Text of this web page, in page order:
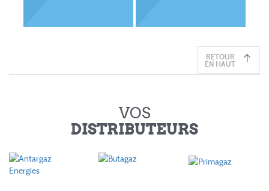
RETOUR
EN HAUT
VOS
DISTRIBUTEURS